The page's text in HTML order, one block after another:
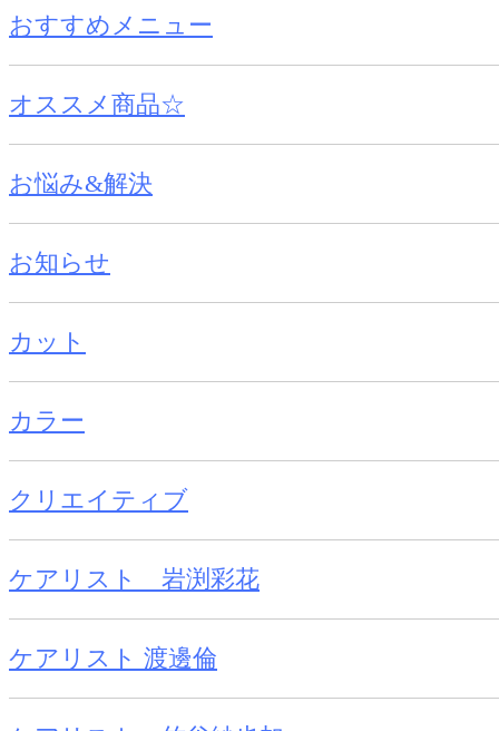
おすすめメニュー
オススメ商品☆
お悩み&解決
お知らせ
カット
カラー
クリエイティブ
ケアリスト 岩渕彩花
ケアリスト 渡邊倫